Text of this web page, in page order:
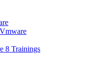
8 Trainings